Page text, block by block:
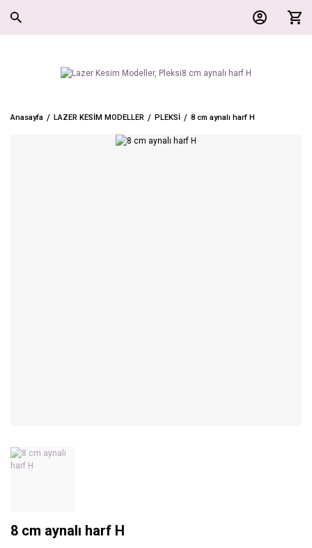
Anasayfa LAZER KESİM MODELLER PLEKSİ 8 cm aynalı harf H
8 cm aynalı harf H